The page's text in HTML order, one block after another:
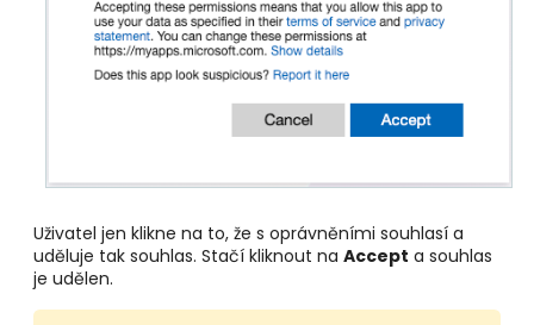
Uživatel jen klikne na to, že s oprávněními souhlasí a
uděluje tak souhlas. Stačí kliknout na Accept a souhlas
je udělen.